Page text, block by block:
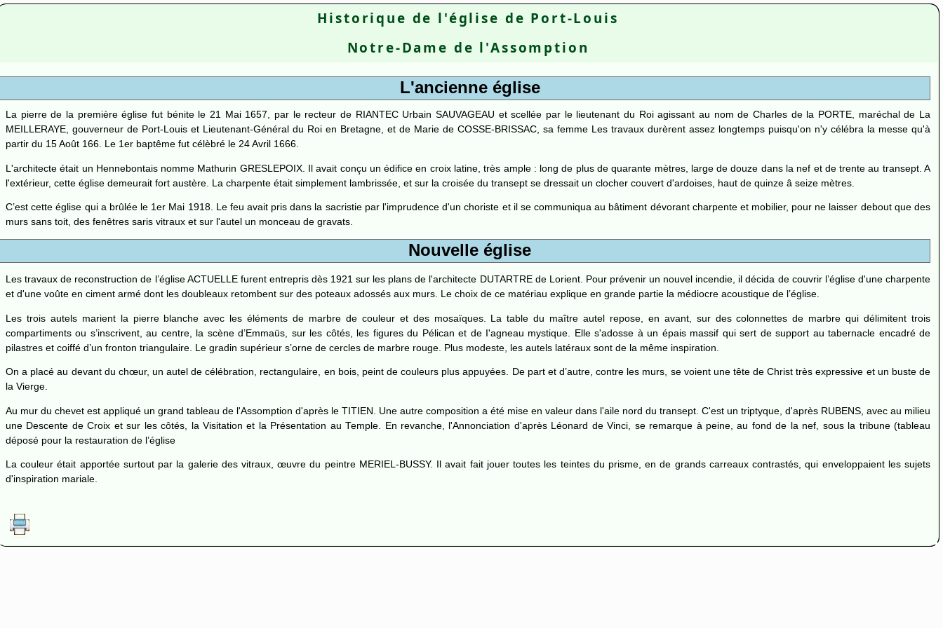
Historique de l'église de Port-Louis
Notre-Dame de l'Assomption
L'ancienne église
La pierre de la première église fut bénite le 21 Mai 1657, par le recteur de RIANTEC Urbain SAUVAGEAU et scellée par le lieutenant du Roi agissant au nom de Charles de la PORTE, maréchal de La
MEILLERAYE, gouverneur de Port-Louis et Lieutenant-Général du Roi en Bretagne, et de Marie de COSSE-BRISSAC, sa femme Les travaux durèrent assez longtemps puisqu'on n'y célébra la messe qu'à
partir du 15 Août 166. Le 1er baptême fut célèbré le 24 Avril 1666.
L'architecte était un Hennebontais nomme Mathurin GRESLEPOIX. Il avait conçu un édifice en croix latine, très ample : long de plus de quarante mètres, large de douze dans la nef et de trente au transept. A
l'extérieur, cette église demeurait fort austère. La charpente était simplement lambrissée, et sur la croisée du transept se dressait un clocher couvert d'ardoises, haut de quinze â seize mètres.
C’est cette église qui a brûlée le 1er Mai 1918. Le feu avait pris dans la sacristie par l'imprudence d'un choriste et il se communiqua au bâtiment dévorant charpente et mobilier, pour ne laisser debout que des
murs sans toit, des fenêtres saris vitraux et sur l'autel un monceau de gravats.
Nouvelle église
Les travaux de reconstruction de l’église ACTUELLE furent entrepris dès 1921 sur les plans de l'architecte DUTARTRE de Lorient. Pour prévenir un nouvel incendie, il décida de couvrir l’église d'une charpente
et d'une voûte en ciment armé dont les doubleaux retombent sur des poteaux adossés aux murs. Le choix de ce matériau explique en grande partie la médiocre acoustique de l’église.
Les trois autels marient la pierre blanche avec les éléments de marbre de couleur et des mosaïques. La table du maître autel repose, en avant, sur des colonnettes de marbre qui délimitent trois
compartiments ou s’inscrivent, au centre, la scène d’Emmaüs, sur les côtés, les figures du Pélican et de I'agneau mystique. Elle s'adosse à un épais massif qui sert de support au tabernacle encadré de
pilastres et coiffé d’un fronton triangulaire. Le gradin supérieur s’orne de cercles de marbre rouge. Plus modeste, les autels latéraux sont de la même inspiration.
On a placé au devant du chœur, un autel de célébration, rectangulaire, en bois, peint de couleurs plus appuyées. De part et d’autre, contre les murs, se voient une tête de Christ très expressive et un buste de
la Vierge.
Au mur du chevet est appliqué un grand tableau de l'Assomption d'après le TITIEN. Une autre composition a été mise en valeur dans l'aile nord du transept. C'est un triptyque, d'après RUBENS, avec au milieu
une Descente de Croix et sur les côtés, la Visitation et la Présentation au Temple. En revanche, l'Annonciation d'après Léonard de Vinci, se remarque à peine, au fond de la nef, sous la tribune (tableau
déposé pour la restauration de l’église
La couleur était apportée surtout par la galerie des vitraux, œuvre du peintre MERIEL-BUSSY. Il avait fait jouer toutes les teintes du prisme, en de grands carreaux contrastés, qui enveloppaient les sujets
d'inspiration mariale.